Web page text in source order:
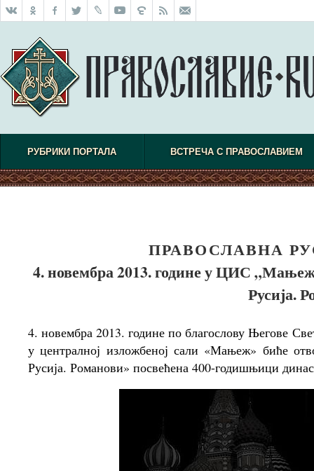
РУБРИКИ ПОРТАЛА ВСТРЕЧА С ПРАВОСЛАВИЕМ
ПРАВОСЛАВНА
4. новембра 2013. године у ЦИС
Русија.
4. новембра 2013. године по благослову Његове
у централној изложбеној сали «Мањеж» биће
Русија. Романови» посвећена 400-годишњици